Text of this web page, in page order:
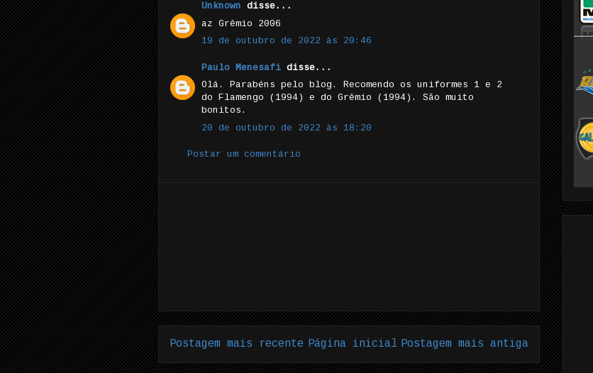
Unknown disse...
az Grêmio 2006
19 de outubro de 2022 às 20:46
Paulo Menesafi disse...
Olá. Parabéns pelo blog. Recomendo os uniformes 1 e 2
do Flamengo (1994) e do Grêmio (1994). São muito
bonitos.
20 de outubro de 2022 às 18:20
Postar um comentário
Postagem mais recente Postagem mais antiga
Página inicial